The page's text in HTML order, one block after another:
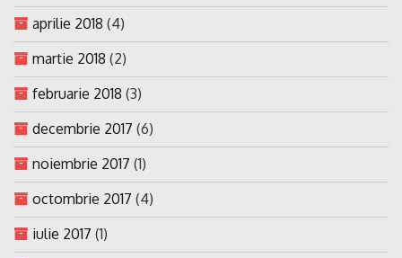
aprilie 2018 (4)
martie 2018 (2)
februarie 2018 (3)
decembrie 2017 (6)
noiembrie 2017 (1)
octombrie 2017 (4)
iulie 2017 (1)